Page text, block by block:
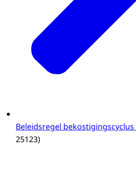
Beleidsregel bekostigingscyclus
25123)